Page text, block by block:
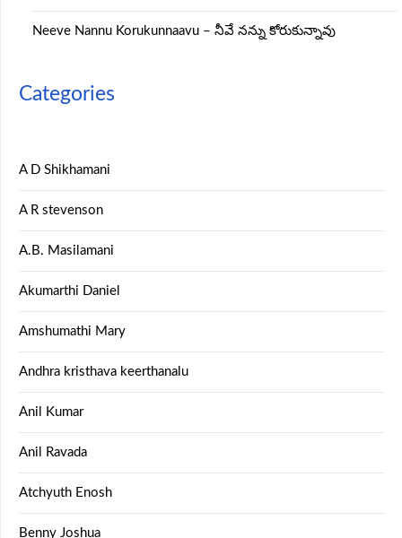
Neeve Nannu Korukunnaavu – నీవే నన్ను కోరుకున్నావు
Categories
A D Shikhamani
A R stevenson
A.B. Masilamani
Akumarthi Daniel
Amshumathi Mary
Andhra kristhava keerthanalu
Anil Kumar
Anil Ravada
Atchyuth Enosh
Benny Joshua